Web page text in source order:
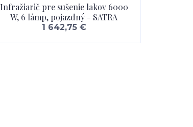
Infražiarič pre sušenie lakov 6000
W, 6 lámp, pojazdný - SATRA
1 642,75 €